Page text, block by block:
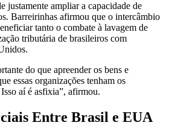
justamente ampliar a capacidade de
Barreirinhas afirmou que o intercâmbio
tanto o combate à lavagem de
tributária de brasileiros com
do que apreender os bens e
essas organizações tenham os
aí é asfixia”, afirmou.
Entre Brasil e EUA